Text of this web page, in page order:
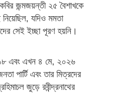
জন্মজয়ন্তী ২৫ বৈশাখকে
নিয়েছিল, যদিও মমতা
সেই ইচ্ছা পূরণ হয়নি।
এবং এখন ৪ মে, ২০২৬
পার্টি এবং তার মিত্রদের
জুড়ে রবীন্দ্রনাথের